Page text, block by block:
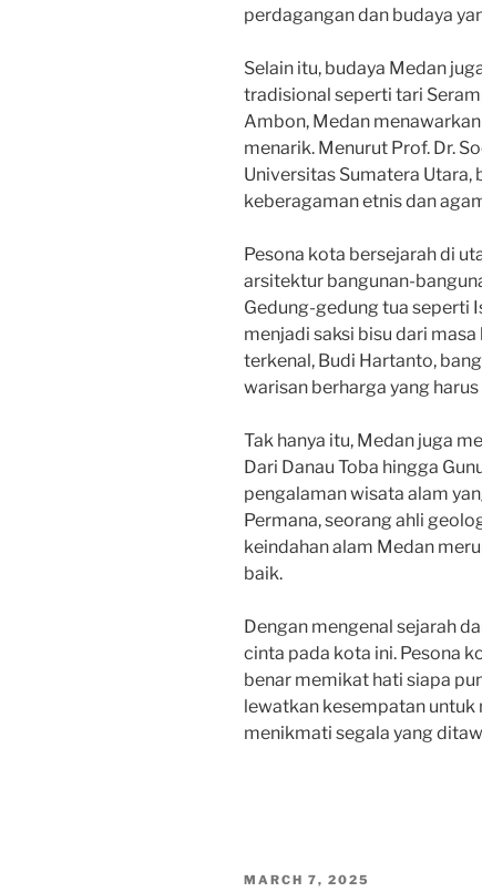
perdagangan dan budaya
Selain itu, budaya Medan
tradisional seperti tari
Ambon, Medan
menarik. Menurut Prof. Dr.
Universitas Sumatera
keberagaman etnis dan
Pesona kota bersejarah di
arsitektur bangunan-
Gedung-gedung tua seperti
menjadi saksi bisu dari
terkenal, Budi Hartanto,
warisan berharga yang
Tak hanya itu, Medan juga
Dari Danau Toba hingga
pengalaman wisata alam
Permana, seorang ahli
keindahan alam Medan
baik.
Dengan mengenal sejarah
cinta pada kota ini. Pesona
benar memikat hati siapa
lewatkan kesempatan untuk
menikmati segala yang
POSTED
MARCH 7, 2025